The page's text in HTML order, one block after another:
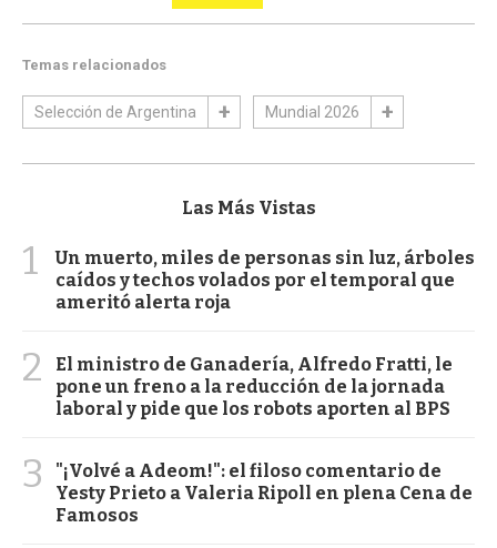
Temas relacionados
Selección de Argentina Mundial 2026
Las Más Vistas
1
Un muerto, miles de personas sin luz, árboles
caídos y techos volados por el temporal que
ameritó alerta roja
2
El ministro de Ganadería, Alfredo Fratti, le
pone un freno a la reducción de la jornada
laboral y pide que los robots aporten al BPS
3
"¡Volvé a Adeom!": el filoso comentario de
Yesty Prieto a Valeria Ripoll en plena Cena de
Famosos